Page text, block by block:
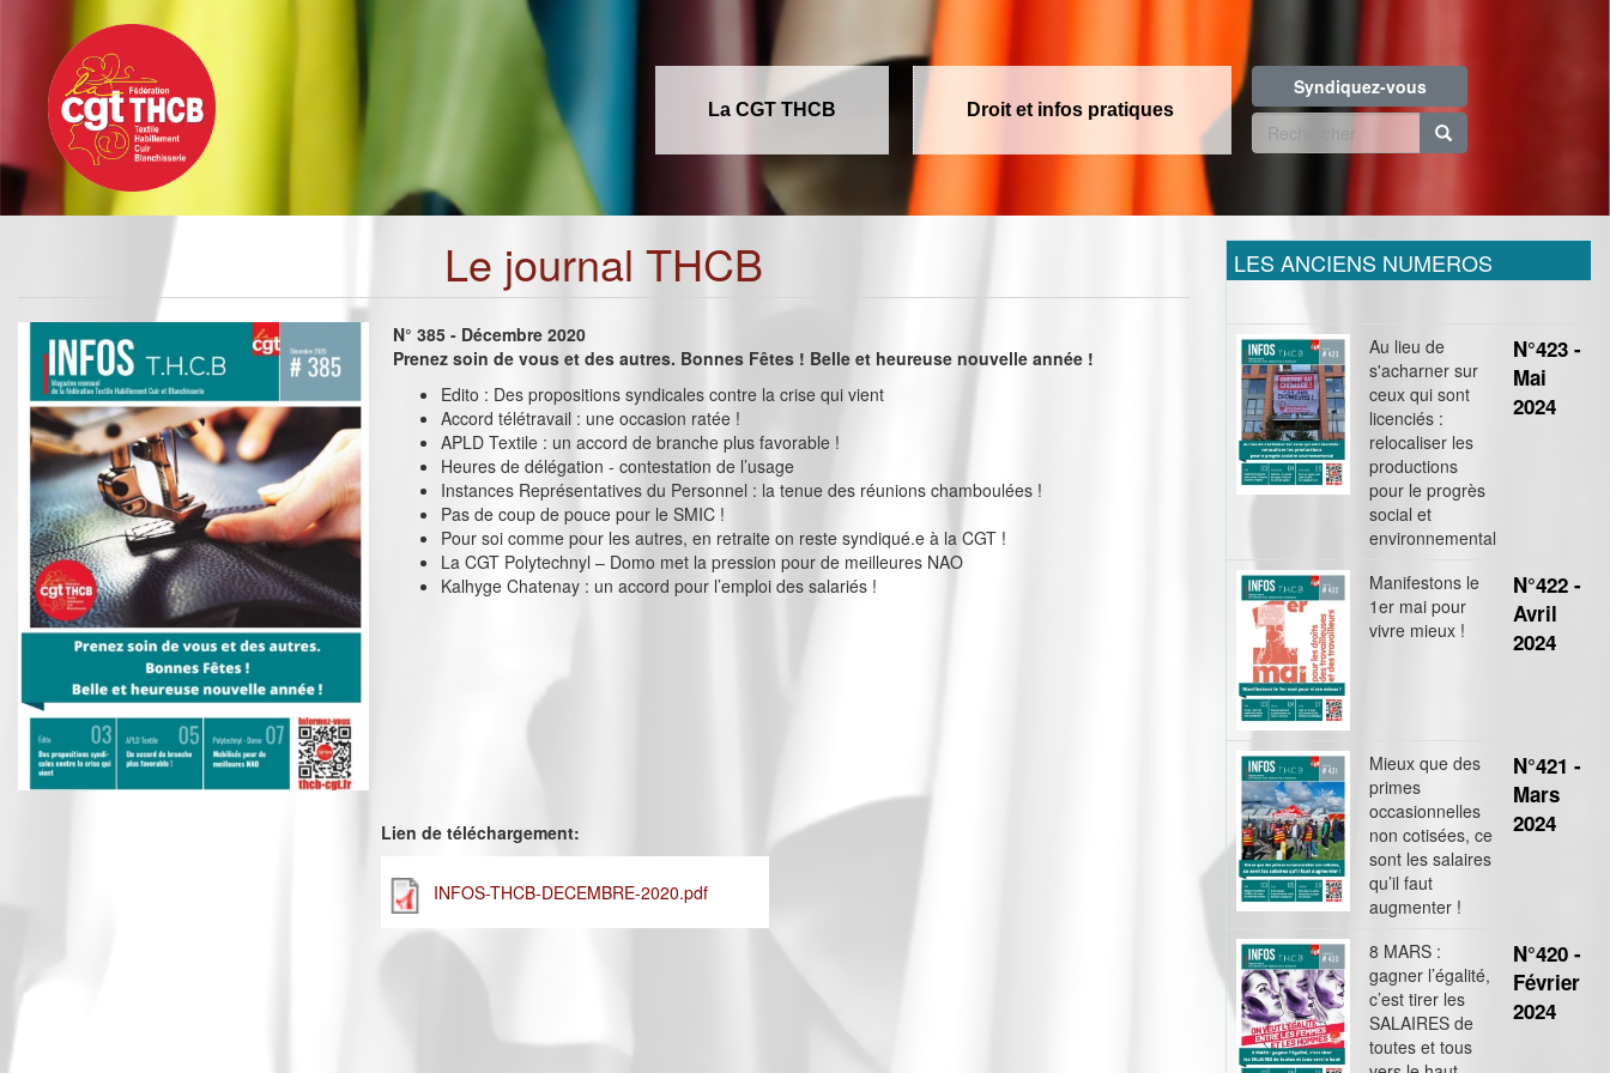
contenu
principal
La CGT THCB Droit et infos pratiques
Syndiquez-vous
Formulaire
recherche
Le journal THCB
N° 385 - Décembre 2020
Prenez soin de vous et des autres. Bonnes Fêtes ! Belle et heureuse nouvelle année !
Edito : Des propositions syndicales contre la crise qui vient
Accord télétravail : une occasion ratée !
APLD Textile : un accord de branche plus favorable !
Heures de délégation - contestation de l’usage
Instances Représentatives du Personnel : la tenue des réunions chamboulées !
Pas de coup de pouce pour le SMIC !
Pour soi comme pour les autres, en retraite on reste syndiqué.e à la CGT !
La CGT Polytechnyl – Domo met la pression pour de meilleures NAO
Kalhyge Chatenay : un accord pour l’emploi des salariés !
Lien de téléchargement:
INFOS-THCB-DECEMBRE-2020.pdf
LES ANCIENS NUMEROS
Au lieu de
s'acharner sur
ceux qui sont
licenciés :
relocaliser les
productions
pour le progrès
social et
environnemental
N°423 -
Mai
2024
Manifestons le
1er mai pour
vivre mieux !
N°422 -
Avril
2024
Mieux que des
primes
occasionnelles
non cotisées, ce
sont les salaires
qu’il faut
augmenter !
N°421 -
Mars
2024
8 MARS :
gagner l’égalité,
c’est tirer les
SALAIRES de
toutes et tous
N°420 -
Février
2024